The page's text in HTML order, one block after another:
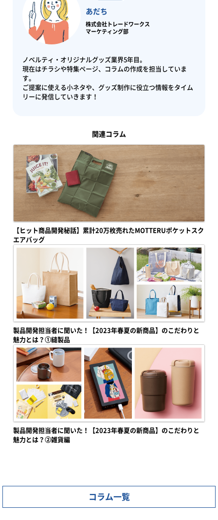
あだち
株式会社トレードワークス
マーケティング部
ノベルティ・オリジナルグッズ業界5年目。
現在はチラシや特集ページ、コラムの作成を担当していま
す。
ご提案に使える小ネタや、グッズ制作に役立つ情報をタイム
リーに発信していきます！
関連コラム
【ヒット商品開発秘話】累計20万枚売れたMOTTERUポケットスク
エアバッグ
製品開発担当者に聞いた！【2023年春夏の新商品】のこだわりと
魅力とは？①縫製品
製品開発担当者に聞いた！【2023年春夏の新商品】のこだわりと
魅力とは？②雑貨編
コラム一覧